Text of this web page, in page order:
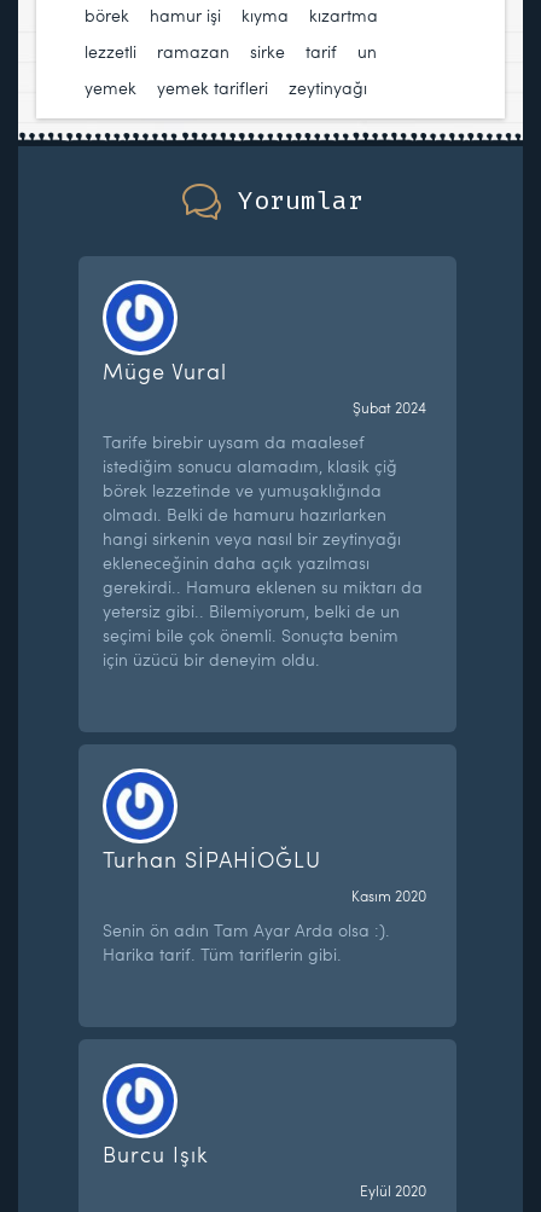
börek hamur işi kıyma kızartma
lezzetli
ramazan sirke tarif un
yemek
yemek tarifleri zeytinyağı
Yorumlar
Müge Vural
Şubat 2024
Tarife birebir uysam da maalesef
istediğim sonucu alamadım, klasik çiğ
börek lezzetinde ve yumuşaklığında
olmadı. Belki de hamuru hazırlarken
hangi sirkenin veya nasıl bir zeytinyağı
ekleneceğinin daha açık yazılması
gerekirdi.. Hamura eklenen su miktarı da
yetersiz gibi.. Bilemiyorum, belki de un
seçimi bile çok önemli. Sonuçta benim
için üzücü bir deneyim oldu.
Turhan SİPAHİOĞLU
Kasım 2020
Senin ön adın Tam Ayar Arda olsa :).
Harika tarif. Tüm tariflerin gibi.
Burcu Işık
Eylül 2020